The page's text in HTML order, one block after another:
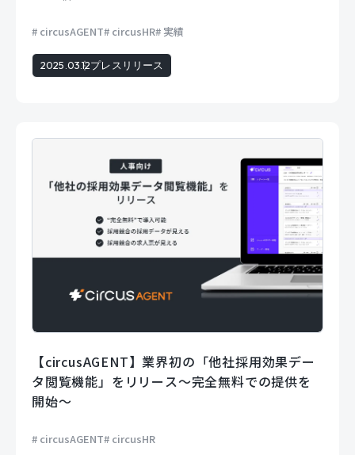
circusAGENT circusHR 実績
2025.03.12プレスリリース
【circusAGENT】業界初の「他社採用効果デー
タ閲覧機能」をリリース〜完全無料での提供を
開始〜
circusAGENT circusHR